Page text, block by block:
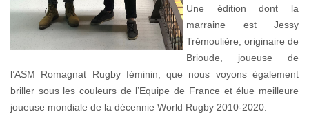
Une édition dont la
marraine est Jessy
Trémoulière, originaire de
Brioude, joueuse de
l’ASM Romagnat Rugby féminin, que nous voyons également
briller sous les couleurs de l’Equipe de France et élue meilleure
joueuse mondiale de la décennie World Rugby 2010-2020.